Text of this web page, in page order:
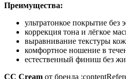
Преимущества:
ультратонкое покрытие без
коррекция тона и лёгкое
выравнивание текстуры
комфортное ношение в
естественный финиш без
CC Cream от бренда